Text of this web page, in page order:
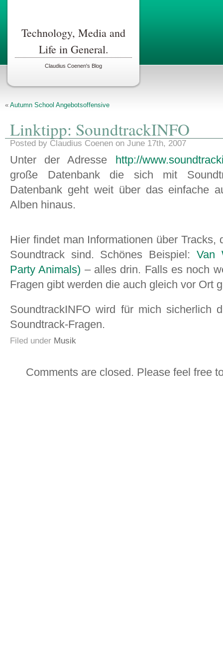
Technology, Media and
Life in General.
Claudius Coenen's Blog
« Autumn School Angebotsoffensive
Linktipp: SoundtrackINFO
Posted by Claudius Coenen on June 17th, 2007
Unter der Adresse http://
große Datenbank die sich mit
Datenbank geht weit über das einfache
Alben hinaus.
Hier findet man Informationen über Tracks,
Soundtrack sind. Schönes Beispiel: Van
Party Animals) – alles drin. Falls es noch
Fragen gibt werden die auch gleich vor Ort
SoundtrackINFO wird für mich sicherlich
Soundtrack-Fragen.
Filed under Musik
Comments are closed. Please feel free